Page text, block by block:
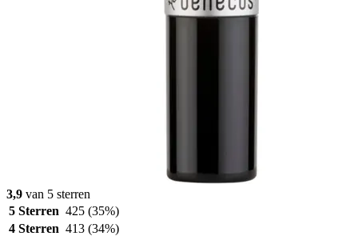
3,9 van 5 sterren
5 Sterren 425 (35%)
4 Sterren 413 (34%)